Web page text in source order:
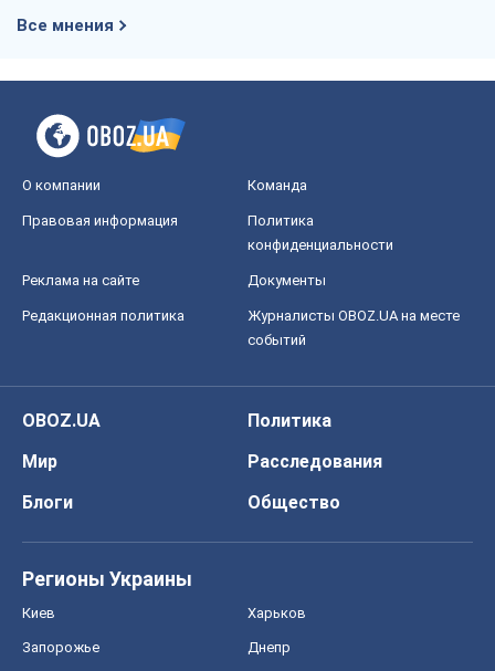
Все мнения
О компании Команда
Правовая информация
Политика
конфиденциальности
Реклама на сайте Документы
Редакционная политика
Журналисты OBOZ.UA на месте
событий
OBOZ.UA
Политика
Мир
Расследования
Блоги
Общество
Регионы Украины
Киев Харьков
Запорожье Днепр